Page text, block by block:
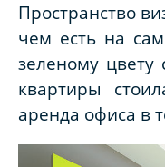
Пространство
чем есть на
зеленому цвету
квартиры
аренда офиса в